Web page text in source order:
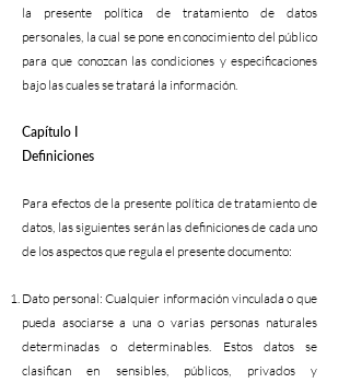
la presente política de tratamiento de datos
personales, la cual se pone en conocimiento del público
para que conozcan las condiciones y especificaciones
bajo las cuales se tratará la información.
Capítulo I
Definiciones
Para efectos de la presente política de tratamiento de
datos, las siguientes serán las definiciones de cada uno
de los aspectos que regula el presente documento:
Dato personal: Cualquier información vinculada o que
pueda asociarse a una o varias personas naturales
determinadas o determinables. Estos datos se
clasifican en sensibles, públicos, privados y